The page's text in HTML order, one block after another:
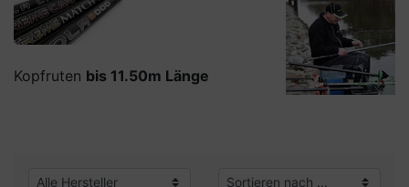
Kopfruten bis 11.50m Länge